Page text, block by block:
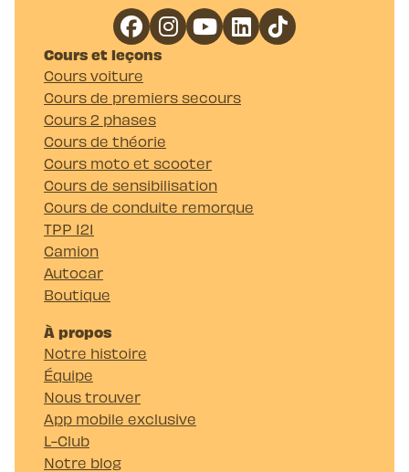
Cours et leçons
Cours voiture
Cours de premiers secours
Cours 2 phases
Cours de théorie
Cours moto et scooter
Cours de sensibilisation
Cours de conduite remorque
TPP 121
Camion
Autocar
Boutique
À propos
Notre histoire
Équipe
Nous trouver
App mobile exclusive
L-Club
Notre blog